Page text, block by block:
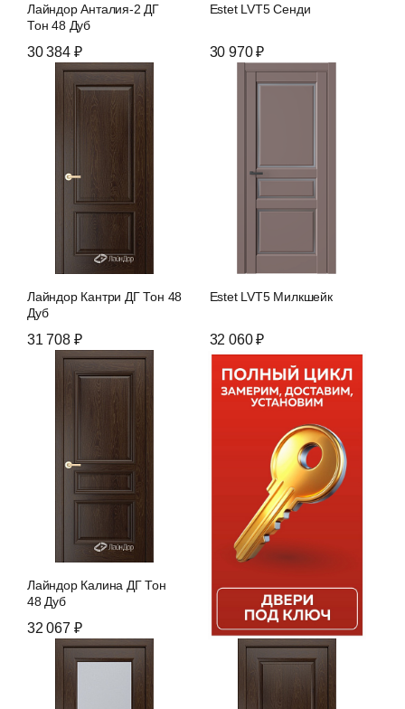
Лайндор Анталия-2 ДГ
Тон 48 Дуб
30 384 ₽
Estet LVT5 Сенди
30 970 ₽
Лайндор Кантри ДГ Тон 48
Дуб
31 708 ₽
Estet LVT5 Милкшейк
32 060 ₽
Лайндор Калина ДГ Тон
48 Дуб
32 067 ₽